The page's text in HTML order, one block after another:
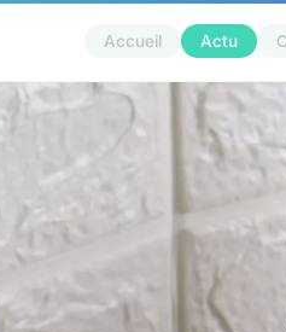
Accueil Actu